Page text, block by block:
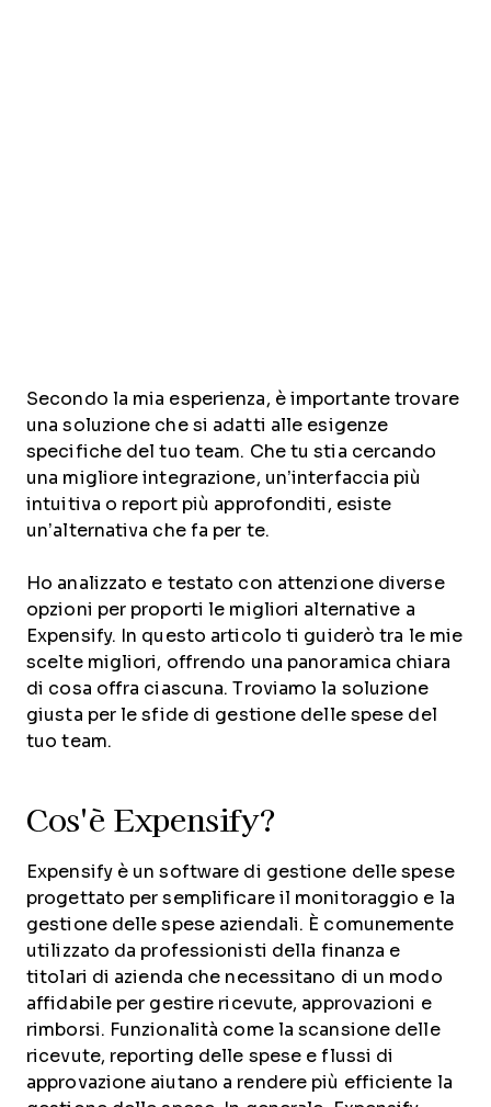
Secondo la mia esperienza, è importante trovare
una soluzione che si adatti alle esigenze
specifiche del tuo team. Che tu stia cercando
una migliore integrazione, un’interfaccia più
intuitiva o report più approfonditi, esiste
un’alternativa che fa per te.
Ho analizzato e testato con attenzione diverse
opzioni per proporti le migliori alternative a
Expensify. In questo articolo ti guiderò tra le mie
scelte migliori, offrendo una panoramica chiara
di cosa offra ciascuna. Troviamo la soluzione
giusta per le sfide di gestione delle spese del
tuo team.
Cos'è Expensify?
Expensify è un software di gestione delle spese
progettato per semplificare il monitoraggio e la
gestione delle spese aziendali. È comunemente
utilizzato da professionisti della finanza e
titolari di azienda che necessitano di un modo
affidabile per gestire ricevute, approvazioni e
rimborsi. Funzionalità come la scansione delle
ricevute, reporting delle spese e flussi di
approvazione aiutano a rendere più efficiente la